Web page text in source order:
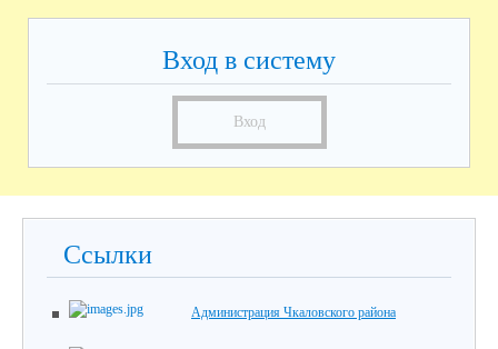
Вход в систему
Вход
Ссылки
Администрация Чкаловского района